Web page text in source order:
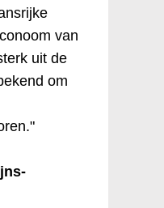
van
uit de
om